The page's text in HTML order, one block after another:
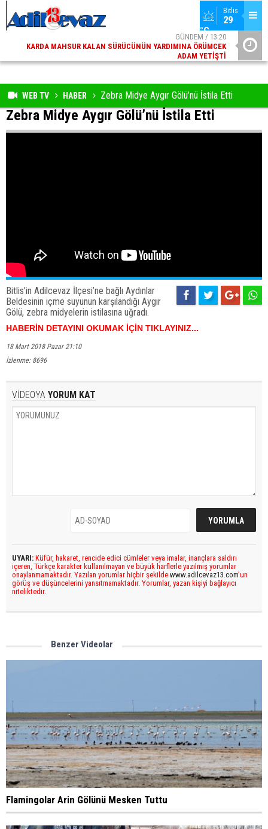
Bitlis
29
°C
GÜNDEM / 13:20
KARDA MAHSUR KALAN SÜRÜCÜNÜN YARDIMINA ÖRÜMCEK
ADAM YETIŞTI
WEB TV HABER Zebra Midye Aygır Gölü’nü İstila Etti
Zebra Midye Aygır Gölü’nü İstila Etti
Bitlis’in Adilcevaz İlçesi’ne bağlı Aydınlar
Beldesinin içme suyunun karşılandığı Aygır
Gölü, zebra midyelerin istilasına uğradı.
HABERİN DETAYINI OKUMAK İÇİN TIKLAYINIZ...
18 Mart 2018 Pazar 21:10
İzlenme: 8696
VİDEOYA YORUM KAT
UYARI: Küfür, hakaret, rencide edici cümleler veya imalar, inançlara saldırı
içeren, Türkçe karakter kullanılmayan ve büyük harflerle yazılmış yorumlar
onaylanmamaktadır. Yazılan yorumlar hiçbir şekilde www.adilcevaz13.com’un
görüş ve düşüncelerini yansıtmamaktadır. Yorumlar, yazan kişiyi bağlayıcı
niteliktedir.
Benzer Videolar
Flamingolar Arin Gölünü Mesken Tuttu